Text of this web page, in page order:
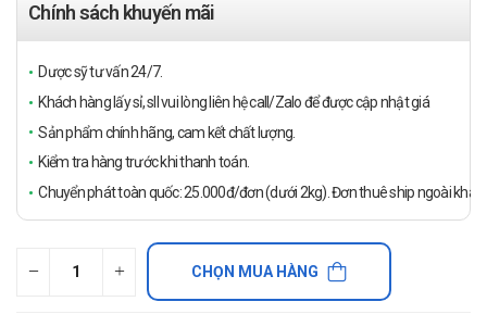
Chính sách khuyến mãi
Dược sỹ tư vấn 24/7.
Khách hàng lấy sỉ, sll vui lòng liên hệ call/Zalo để được cập nhật giá
Sản phẩm chính hãng, cam kết chất lượng.
Kiểm tra hàng trước khi thanh toán.
Chuyển phát toàn quốc: 25.000đ/đơn (dưới 2kg). Đơn thuê ship ngoài
CHỌN MUA HÀNG